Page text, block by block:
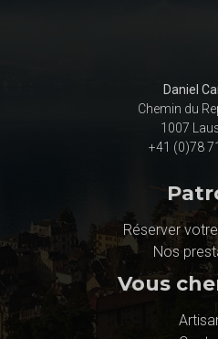
Réserver
Nos
Vous
Daniel
Chemin du
1007
+41 (0)78